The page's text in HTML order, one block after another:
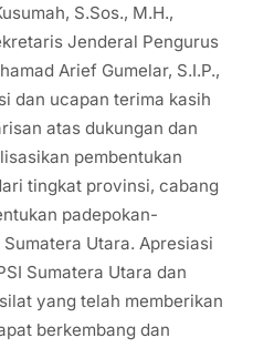
S.Sos., M.H.,
Jenderal Pengurus
Arief Gumelar, S.I.P.,
dan ucapan terima kasih
atas dukungan dan
pembentukan
tingkat provinsi, cabang
padepokan-
Utara. Apresiasi
Sumatera Utara dan
yang telah memberikan
berkembang dan